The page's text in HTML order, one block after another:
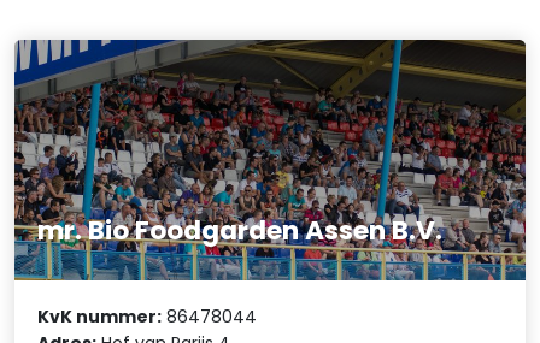
mr. Bio Foodgarden Assen B.V.
KvK nummer: 86478044